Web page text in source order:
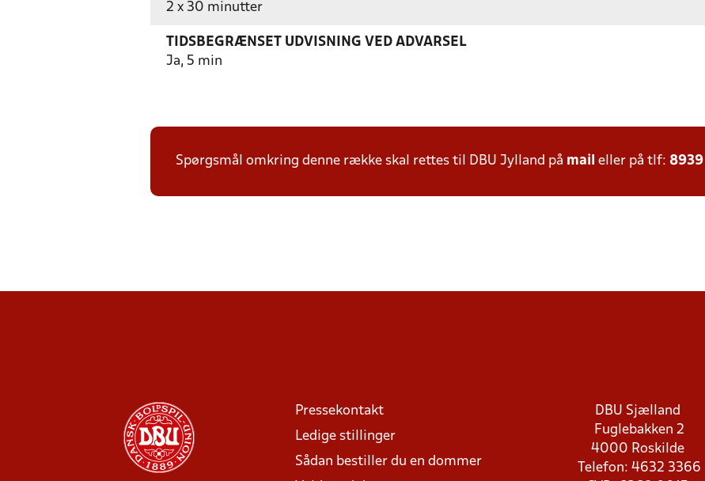
2 x 30 minutter
TIDSBEGRÆNSET UDVISNING VED ADVARSEL
Ja, 5 min
Spørgsmål omkring denne række skal rettes til DBU Jylland på mail eller på tlf:
Pressekontakt
Ledige stillinger
Sådan bestiller du en dommer
DBU Sjælland
Fuglebakken 2
4000 Roskilde
Telefon: 4632 3366